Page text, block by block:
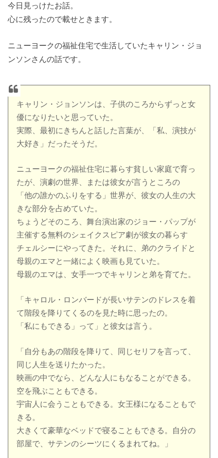
今日見っけたお話。
心に残ったので載せときます。
ニューヨークの福祉住宅で生活していたキャリン・ジョ
ンソンさんの話です。
キャリン・ジョンソンは、子供のころからずっと女
優になりたいと思っていた。
実際、最初にきちんと話した言葉が、「私、演技が
大好き」だったそうだ。
ニューヨークの福祉住宅に暮らす貧しい家庭で育っ
たが、演劇の世界、または彼女が言うところの
「他の誰かのふりをする」世界が、彼女の人生の大
きな部分を占めていた。
ちょうどそのころ、舞台演出家のジョー・パップが
主催する無料のシェイクスピア劇が彼女の暮らす
チェルシーにやってきた。それに、弟のクライドと
母親のエマと一緒によく映画も見ていた。
母親のエマは、女手一つでキャリンと弟を育てた。
「キャロル・ロンバードが長いサテンのドレスを着
て階段を降りてくるのを見た時に思ったの。
「私にもできる」って」と彼女は言う。
「自分もあの階段を降りて、同じセリフを言って、
同じ人生を送りたかった。
映画の中でなら、どんな人にもなることができる。
空を飛ぶこともできる。
宇宙人に会うこともできる。女王様になることもで
きる。
大きくて豪華なベッドで寝ることもできる。自分の
部屋で、サテンのシーツにくるまれてね。」